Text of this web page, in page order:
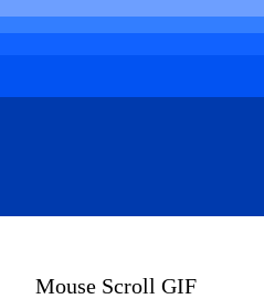
Mouse Scroll GIF